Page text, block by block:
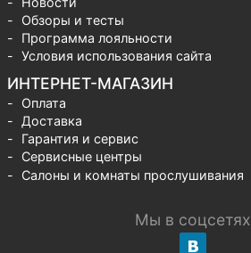
Обзоры и тесты
Программа лояльности
Условия использования сайта
ИНТЕРНЕТ-МАГАЗИН
Оплата
Доставка
Гарантия и сервис
Сервисные центры
Салоны и комнаты прослушивания
Мы в соцсетях